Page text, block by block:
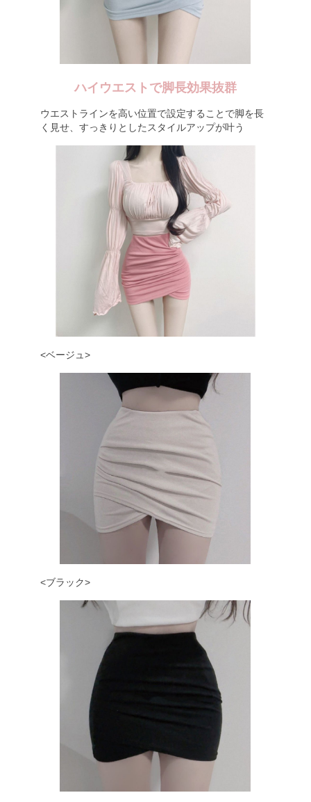
ハイウエストで脚長効果抜群
ウエストラインを高い位置で設定することで脚を長
く見せ、すっきりとしたスタイルアップが叶う
<ベージュ>
<ブラック>